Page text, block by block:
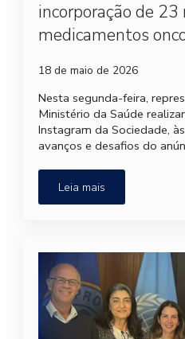
incorporação de 23
medicamentos
18 de maio de 2026
Nesta segunda-feira,
Ministério da Saúde
Instagram da Sociedade,
avanços e desafios do
Leia mais